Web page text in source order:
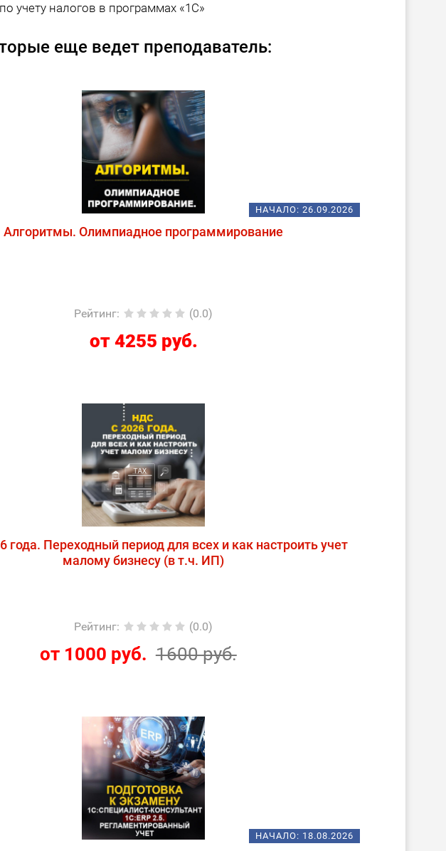
учету налогов в программах «1С»
еще ведет преподаватель:
НАЧАЛО: 26.09.2026
Алгоритмы. Олимпиадное программирование
Рейтинг: (0.0)
от 4255 руб.
года. Переходный период для всех и как настроить учет
малому бизнесу (в т.ч. ИП)
Рейтинг: (0.0)
от 1000 руб. 1600 руб.
НАЧАЛО: 18.08.2026